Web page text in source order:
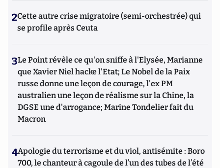
2Cette autre crise migratoire (semi-orchestrée) qui
se profile après Ceuta
3Le Point révèle ce qu'on sniffe à l'Elysée, Marianne
que Xavier Niel hacke l'Etat; Le Nobel de la Paix
russe donne une leçon de courage, l'ex PM
australien une leçon de réalisme sur la Chine, la
DGSE une d'arrogance; Marine Tondelier fait du
Macron
4Apologie du terrorisme et du viol, antisémite : Boro
700, le chanteur à cagoule de l’un des tubes de l’été